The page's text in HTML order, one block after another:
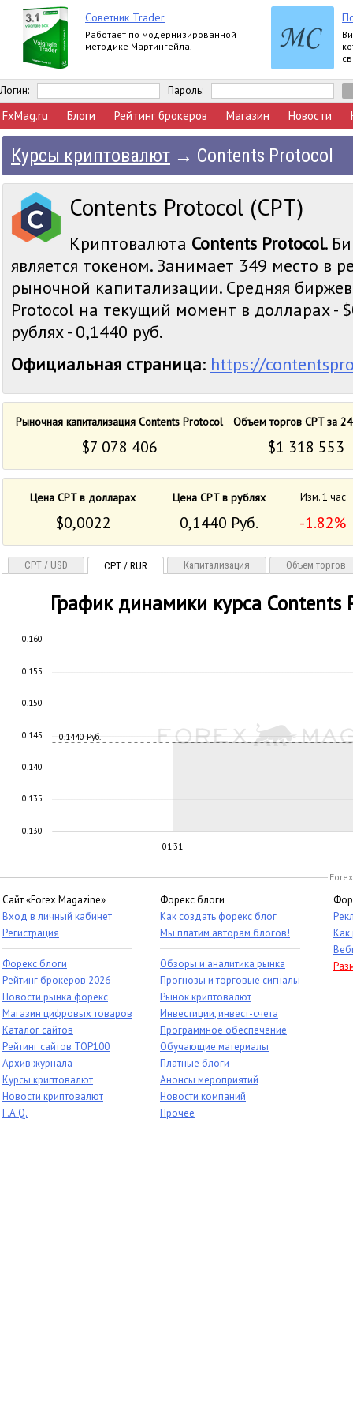
Советник Trader
Работает по модернизированной
методике Мартингейла.
Логин: Пароль:
FxMag.ru Блоги Рейтинг брокеров Магазин Новости
Курсы криптовалют → Contents Protocol
Contents Protocol (CPT)
Криптовалюта Contents Protocol.
является токеном. Занимает 349 место в
рыночной капитализации. Средняя
Protocol на текущий момент в долларах -
рублях - 0,1440 руб.
Официальная страница: https://
Рыночная капитализация Contents Protocol Объем торгов CPT за
$7 078 406 $1 318 553
Цена CPT в долларах Цена CPT в рублях Изм. 1 час
$0,0022 0,1440 Руб. -1.82%
CPT / USD CPT / RUR Капитализация Объем торгов
График динамики курса Contents
01:31
0,1440 Руб.
0.130
0.135
0.140
0.145
0.150
0.155
0.160
Сайт «Forex Magazine»
Вход в личный кабинет
Регистрация
Форекс блоги
Рейтинг брокеров 2026
Новости рынка форекс
Магазин цифровых товаров
Каталог сайтов
Рейтинг сайтов TOP100
Архив журнала
Курсы криптовалют
Новости криптовалют
F.A.Q.
Форекс блоги
Как создать форекс блог
Мы платим авторам блогов!
Обзоры и аналитика рынка
Прогнозы и торговые сигналы
Рынок криптовалют
Инвестиции, инвест-счета
Программное обеспечение
Обучающие материалы
Платные блоги
Анонсы мероприятий
Новости компаний
Прочее
Как